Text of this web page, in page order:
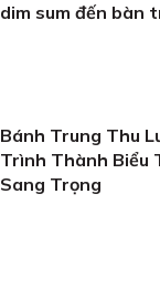
dim sum đến bàn
Bánh Trung Thu
Trình Thành Biểu
Sang Trọng